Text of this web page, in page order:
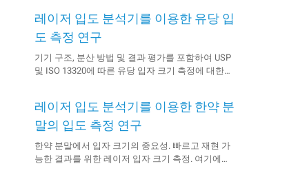
석 장비를 선택하고 효과적으로 활용하는 것이 어
려울 수 있습니다.
레이저 입도 분석기를 이용한 유당 입
도 측정 연구
기기 구조, 분산 방법 및 결과 평가를 포함하여 USP
및 ISO 13320에 따른 유당 입자 크기 측정에 대한
레이저 입도 분석기를 이용한 한약 분
말의 입도 측정 연구
한약 분말에서 입자 크기의 중요성. 빠르고 재현 가
능한 결과를 위한 레이저 입자 크기 측정. 여기에서